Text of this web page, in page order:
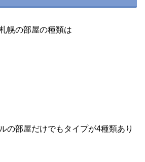
幌の部屋の種類は
の部屋だけでもタイプが4種類あり